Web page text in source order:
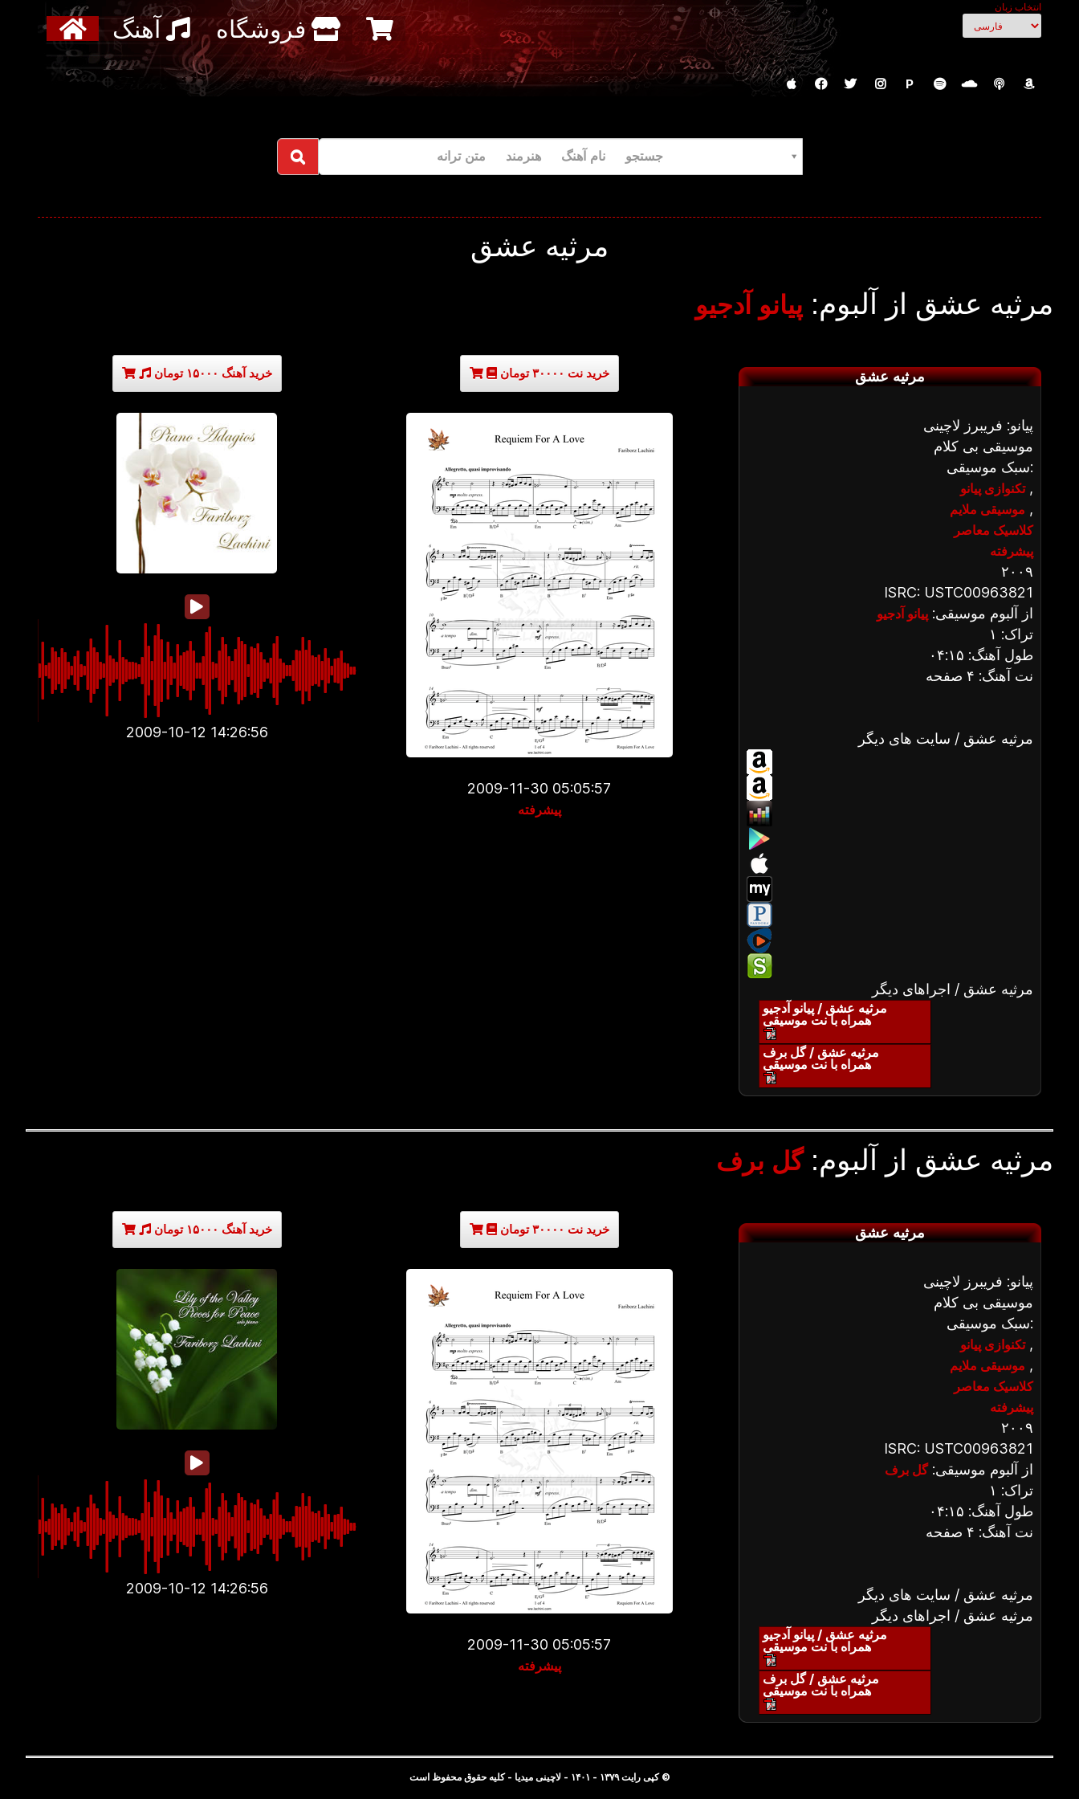
انتخاب زبان
آهنگ فروشگاه
P
جستجو نام آهنگ هنرمند متن ترانه
مرثیه عشق
مرثیه عشق از آلبوم: پیانو آدجیو
خرید آهنگ ۱۵۰۰۰ تومان
2009-10-12 14:26:56
خرید نت ۳۰۰۰۰ تومان
2009-11-30 05:05:57
پیشرفته
مرثیه عشق
پیانو: فریبرز لاچینی
موسیقی بی کلام
سبک موسیقی:
تکنوازی پیانو,
موسیقی ملایم ,
کلاسیک معاصر
پیشرفته
۲۰۰۹
ISRC: USTC00963821
از آلبوم موسیقی:پیانو آدجیو
تراک: ۱
طول آهنگ: ۰۴:۱۵
نت آهنگ: ۴ صفحه
مرثیه عشق / سایت های دیگر
مرثیه عشق / اجراهای دیگر
مرثیه عشق / پیانو آدجیو
همراه با نت موسیقی
مرثیه عشق / گل برف
همراه با نت موسیقی
مرثیه عشق از آلبوم:گل برف
خرید آهنگ ۱۵۰۰۰ تومان
2009-10-12 14:26:56
خرید نت ۳۰۰۰۰ تومان
2009-11-30 05:05:57
پیشرفته
مرثیه عشق
پیانو: فریبرز لاچینی
موسیقی بی کلام
سبک موسیقی:
تکنوازی پیانو,
موسیقی ملایم ,
کلاسیک معاصر
پیشرفته
۲۰۰۹
ISRC: USTC00963821
از آلبوم موسیقی:گل برف
تراک: ۱
طول آهنگ: ۰۴:۱۵
نت آهنگ: ۴ صفحه
مرثیه عشق / سایت های دیگر
مرثیه عشق / اجراهای دیگر
مرثیه عشق / پیانو آدجیو
همراه با نت موسیقی
مرثیه عشق / گل برف
همراه با نت موسیقی
© کپی رایت ۱۳۷۹ - ۱۴۰۱ - لاچینی میدیا - کلیه حقوق محفوظ است